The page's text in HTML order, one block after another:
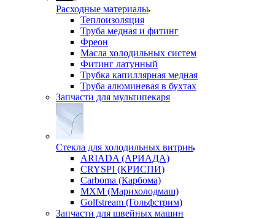
Расходные материалы
Теплоизоляция
Труба медная и фитинг
Фреон
Масла холодильных систем
Фитинг латунный
Трубка капиллярная медная
Труба алюминевая в бухтах
Запчасти для мультипекаря
Стекла для холодильных витрин
ARIADA (АРИАДА)
CRYSPI (КРИСПИ)
Carboma (Карбома)
MXM (Марихолодмаш)
Golfstream (Гольфстрим)
Запчасти для швейных машин